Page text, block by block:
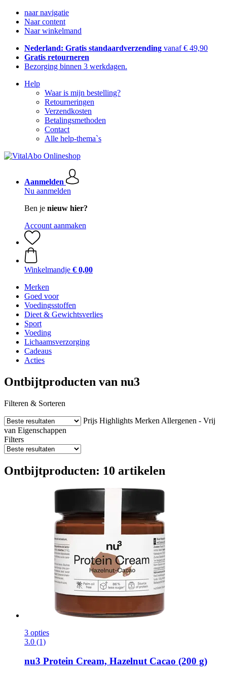
naar navigatie
Naar content
Naar winkelmand
Nederland: Gratis standaardverzending vanaf € 49,90
Gratis retourneren
Bezorging binnen 3 werkdagen.
Help
Waar is mijn bestelling?
Retourneringen
Verzendkosten
Betalingsmethoden
Contact
Alle help-thema`s
Aanmelden
Nu aanmelden
Ben je nieuw hier?
Account aanmaken
Winkelmandje € 0,00
Merken
Goed voor
Voedingsstoffen
Dieet & Gewichtsverlies
Sport
Voeding
Lichaamsverzorging
Cadeaus
Acties
Ontbijtproducten van nu3
Filteren & Sorteren
Prijs Highlights Merken Allergenen - Vrij
van Eigenschappen
Filters
Ontbijtproducten: 10 artikelen
3 opties
3.0 (1)
nu3 Protein Cream, Hazelnut Cacao (200 g)